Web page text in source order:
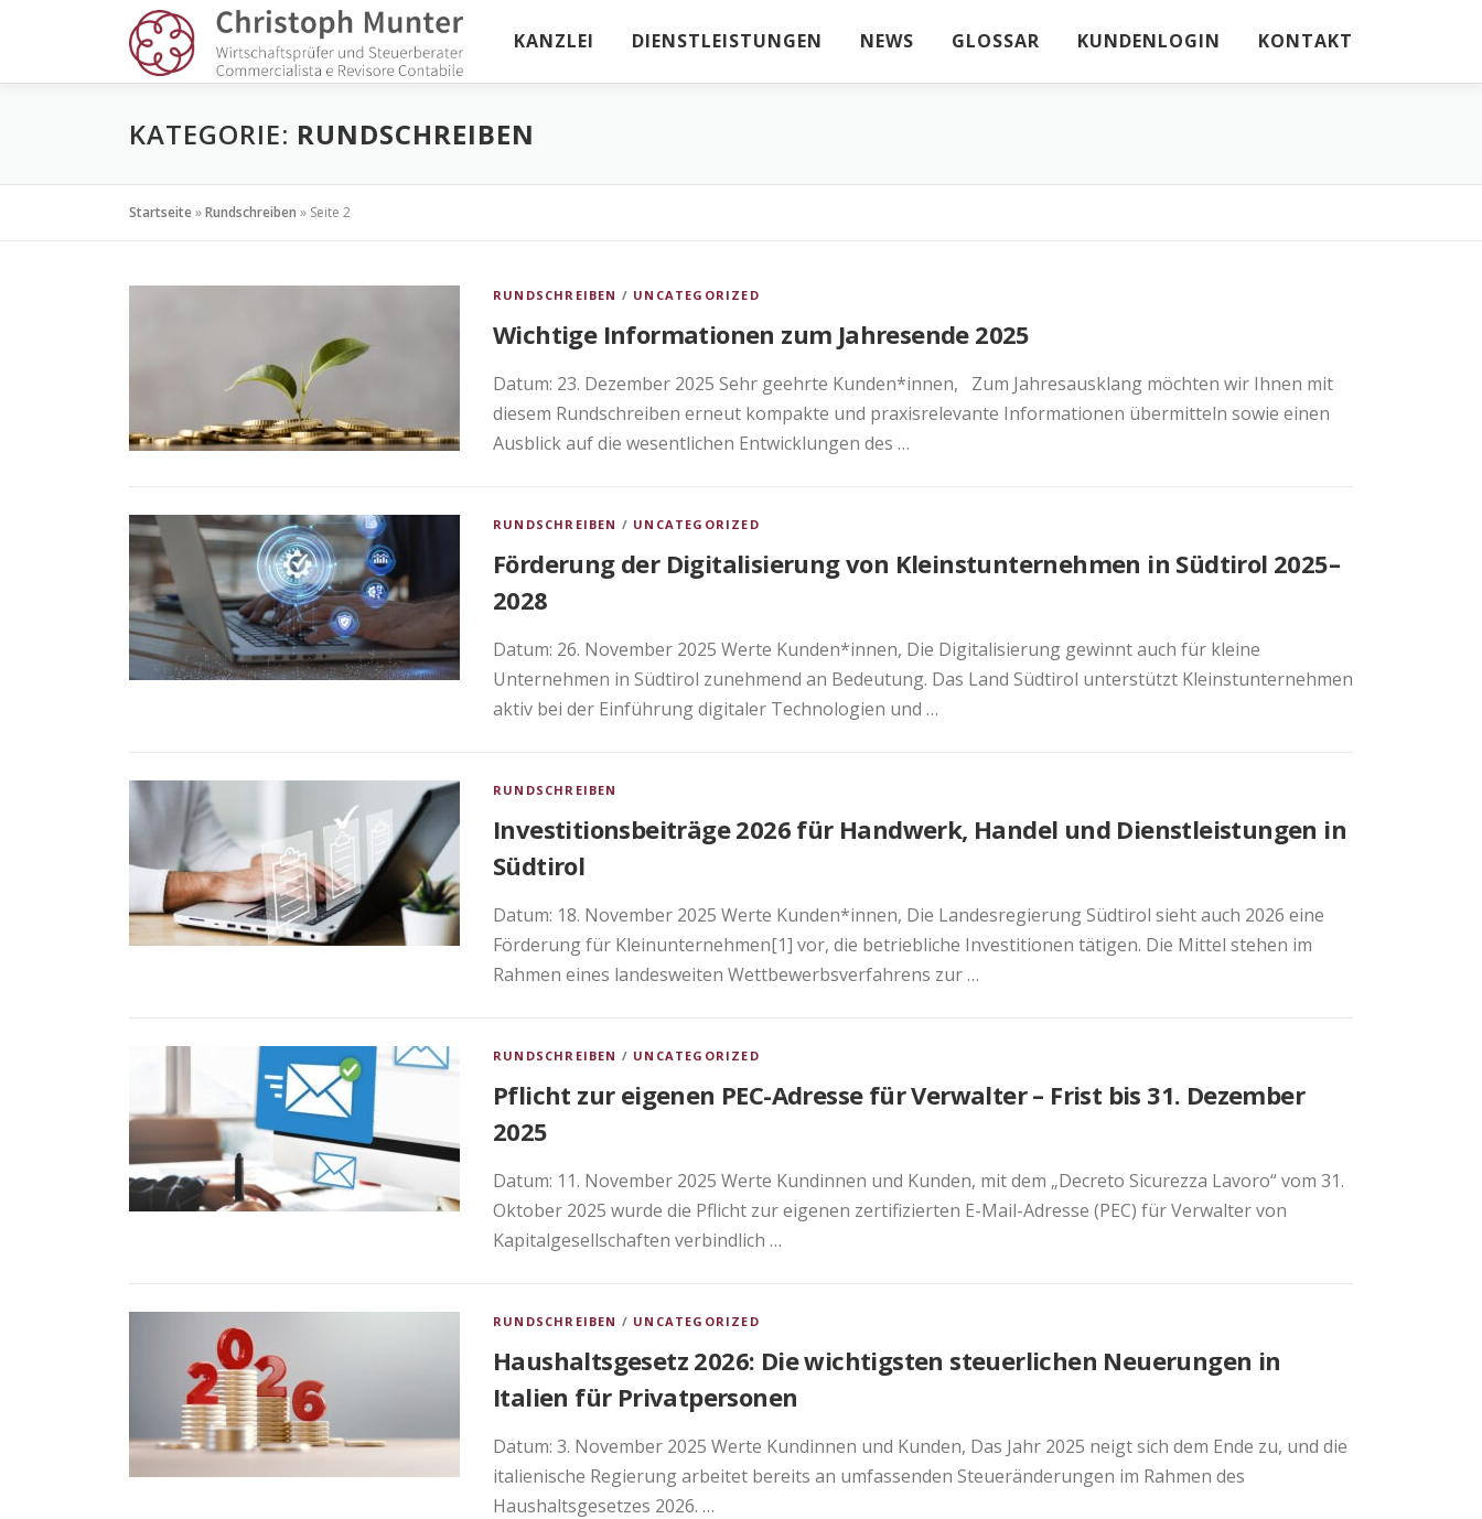
KANZLEI DIENSTLEISTUNGEN NEWS GLOSSAR KUNDENLOGIN KONTAKT
KATEGORIE: RUNDSCHREIBEN
Startseite»Rundschreiben » Seite 2
RUNDSCHREIBEN / UNCATEGORIZED
Wichtige Informationen zum Jahresende 2025
Datum: 23. Dezember 2025 Sehr geehrte Kunden*innen, Zum Jahresausklang möchten wir Ihnen mit
diesem Rundschreiben erneut kompakte und praxisrelevante Informationen übermitteln sowie einen
Ausblick auf die wesentlichen Entwicklungen des …
RUNDSCHREIBEN / UNCATEGORIZED
Förderung der Digitalisierung von Kleinstunternehmen in Südtirol 2025–
2028
Datum: 26. November 2025 Werte Kunden*innen, Die Digitalisierung gewinnt auch für kleine
Unternehmen in Südtirol zunehmend an Bedeutung. Das Land Südtirol unterstützt Kleinstunternehmen
aktiv bei der Einführung digitaler Technologien und …
RUNDSCHREIBEN
Investitionsbeiträge 2026 für Handwerk, Handel und Dienstleistungen in
Südtirol
Datum: 18. November 2025 Werte Kunden*innen, Die Landesregierung Südtirol sieht auch 2026 eine
Förderung für Kleinunternehmen[1] vor, die betriebliche Investitionen tätigen. Die Mittel stehen im
Rahmen eines landesweiten Wettbewerbsverfahrens zur …
RUNDSCHREIBEN / UNCATEGORIZED
Pflicht zur eigenen PEC-Adresse für Verwalter – Frist bis 31. Dezember
2025
Datum: 11. November 2025 Werte Kundinnen und Kunden, mit dem „Decreto Sicurezza Lavoro“ vom 31.
Oktober 2025 wurde die Pflicht zur eigenen zertifizierten E-Mail-Adresse (PEC) für Verwalter von
Kapitalgesellschaften verbindlich …
RUNDSCHREIBEN / UNCATEGORIZED
Haushaltsgesetz 2026: Die wichtigsten steuerlichen Neuerungen in
Italien für Privatpersonen
Datum: 3. November 2025 Werte Kundinnen und Kunden, Das Jahr 2025 neigt sich dem Ende zu, und die
italienische Regierung arbeitet bereits an umfassenden Steueränderungen im Rahmen des
Haushaltsgesetzes 2026. …